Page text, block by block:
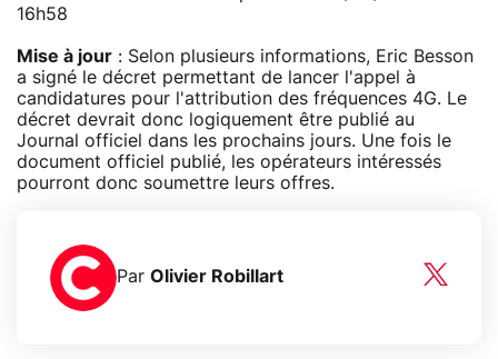
16h58
Mise à jour : Selon plusieurs informations, Eric Besson
a signé le décret permettant de lancer l'appel à
candidatures pour l'attribution des fréquences 4G. Le
décret devrait donc logiquement être publié au
Journal officiel dans les prochains jours. Une fois le
document officiel publié, les opérateurs intéressés
pourront donc soumettre leurs offres.
Par Olivier Robillart